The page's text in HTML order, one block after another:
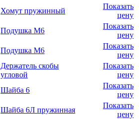
Хомут пружинный
Показать
цену
Подушка М6
Показать
цену
Подушка М6
Показать
цену
Держатель скобы
угловой
Показать
цену
Шайба 6
Показать
цену
Шайба 6Л пружинная
Показать
цену